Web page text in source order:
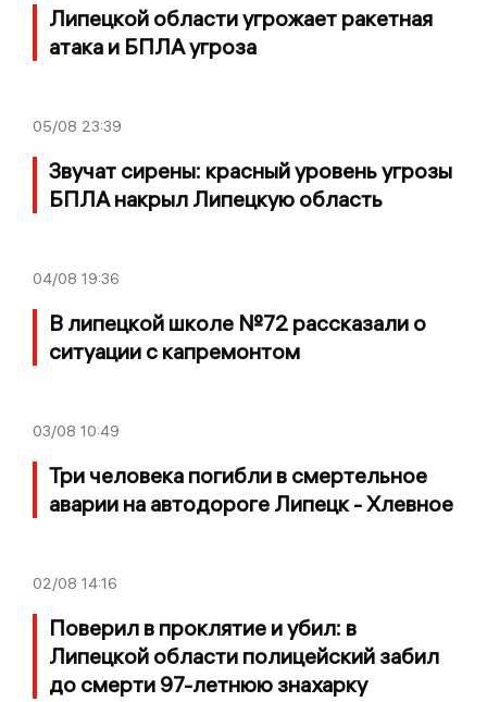
Липецкой области угрожает ракетная
атака и БПЛА угроза
05/08 23:39
Звучат сирены: красный уровень угрозы
БПЛА накрыл Липецкую область
04/08 19:36
В липецкой школе №72 рассказали о
ситуации с капремонтом
03/08 10:49
Три человека погибли в смертельное
аварии на автодороге Липецк - Хлевное
02/08 14:16
Поверил в проклятие и убил: в
Липецкой области полицейский забил
до смерти 97-летнюю знахарку